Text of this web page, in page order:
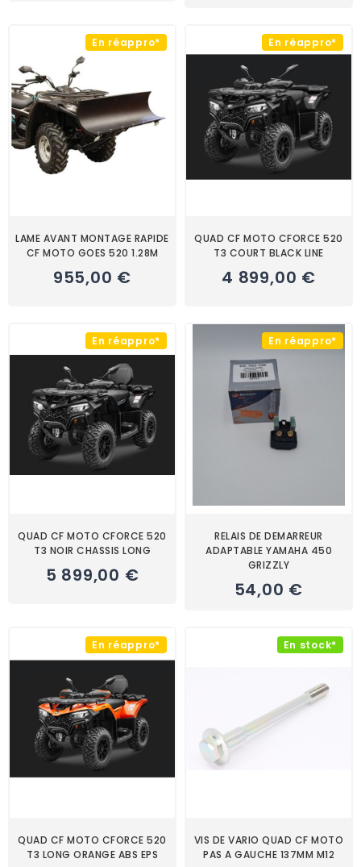
En réappro*
LAME AVANT MONTAGE RAPIDE
CF MOTO GOES 520 1.28M
955,00 €
En réappro*
QUAD CF MOTO CFORCE 520
T3 COURT BLACK LINE
4 899,00 €
En réappro*
QUAD CF MOTO CFORCE 520
T3 NOIR CHASSIS LONG
5 899,00 €
En réappro*
RELAIS DE DEMARREUR
ADAPTABLE YAMAHA 450
GRIZZLY
54,00 €
En réappro*
QUAD CF MOTO CFORCE 520
T3 LONG ORANGE ABS EPS
En stock*
VIS DE VARIO QUAD CF MOTO
PAS A GAUCHE 137MM M12